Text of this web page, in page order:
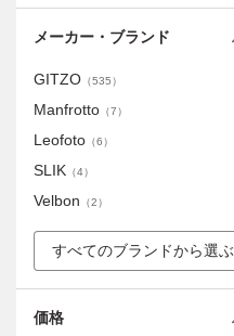
メーカー・ブランド
GITZO （535）
Manfrotto （7）
Leofoto （6）
SLIK （4）
Velbon （2）
すべてのブランドから選ぶ
価格